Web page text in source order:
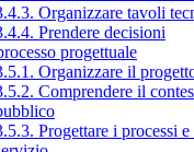
Organizzare tavoli
Prendere decisioni
progettuale
Organizzare il
Comprendere il
Progettare i processi e